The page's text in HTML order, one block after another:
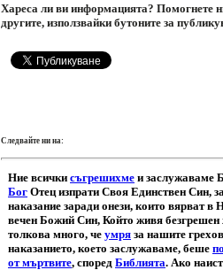
Хареса ли ви информацията? Помогнете
другите, използвайки бутоните за
Следвайте ни на: